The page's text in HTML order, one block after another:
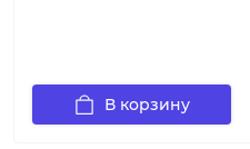
В корзину